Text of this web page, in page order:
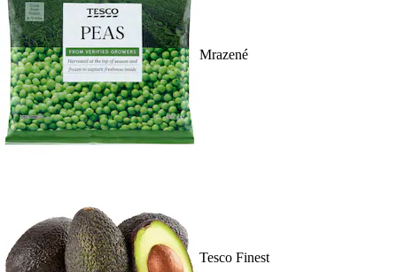
Mrazené
Tesco Finest